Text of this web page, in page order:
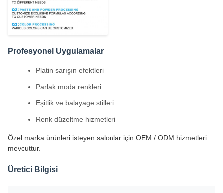
Profesyonel Uygulamalar
Platin sarışın efektleri
Parlak moda renkleri
Eşitlik ve balayage stilleri
Renk düzeltme hizmetleri
Özel marka ürünleri isteyen salonlar için OEM / ODM hizmetleri
mevcuttur.
Üretici Bilgisi